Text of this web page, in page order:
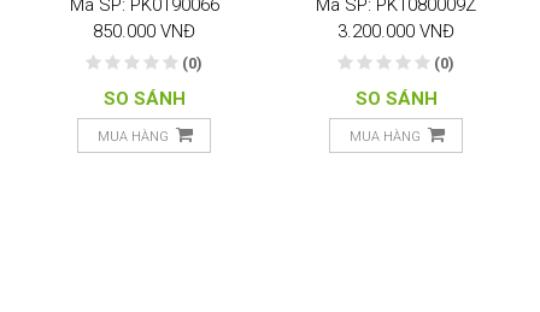
Mã SP: PK0190066
850.000 VNĐ
(0)
SO SÁNH
MUA HÀNG
Mã SP: PK1080009Z
3.200.000 VNĐ
(0)
SO SÁNH
MUA HÀNG